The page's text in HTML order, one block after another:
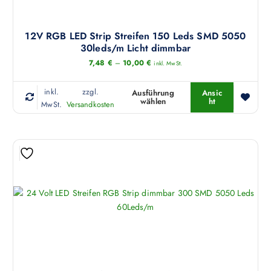
r
e
r
V
r
a
n
a
12V RGB LED Strip Streifen 150 Leds SMD 5050
30leds/m Licht dimmbar
7,48 € –10,00€ inkl. MwSt.
inkl.
MwSt.
zzgl.
Versandkosten
Ausführung
wählen
D
i
r
o
Ansic
ht